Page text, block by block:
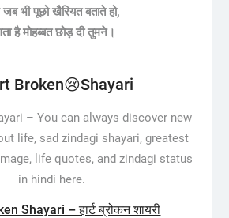
जब भी पूछो खैरियत बताते हो,
है मोहब्बत छोड़ दी तुमने।
Broken😢Shayari
–You can always discover new
life, sad zindagi shayari, greatest
life quotes, and zindagi status
in hindi here.
Shayari – हार्ट ब्रोकन शायरी